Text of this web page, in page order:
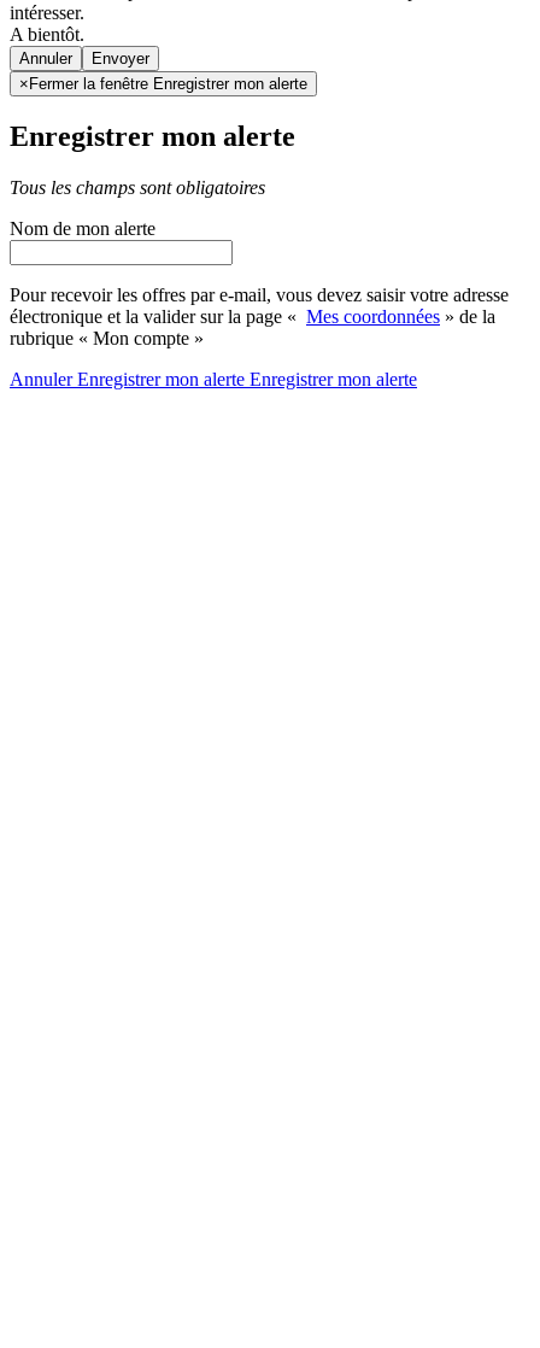
intéresser.
A bientôt.
Annuler
× Fermer la fenêtre Enregistrer mon alerte
Enregistrer mon alerte
Tous les champs sont obligatoires
Nom de mon alerte
Pour recevoir les offres par e-mail, vous devez saisir votre adresse
électronique et la valider sur la page « Mes coordonnées » de la
rubrique « Mon compte »
AnnulerEnregistrer mon alerte Enregistrermon alerte